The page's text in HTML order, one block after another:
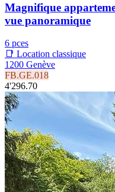
Magnifique
vue panoramique
6 pces
📑 Location classique
1200 Genève
FB.GE.018
4'296.70